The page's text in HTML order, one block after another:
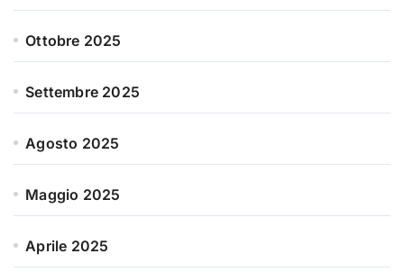
Ottobre 2025
Settembre 2025
Agosto 2025
Maggio 2025
Aprile 2025